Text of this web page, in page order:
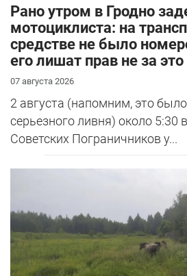
Рано утром в Гродно
мотоциклиста: на
средстве не было
его лишат прав не за это
07 августа 2026
2 августа (напомним, это
серьезного ливня) около 5:30
Советских Пограничников у...